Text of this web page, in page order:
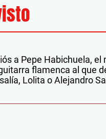
a Pepe Habichuela, el
flamenca al que
Lolita o Alejandro